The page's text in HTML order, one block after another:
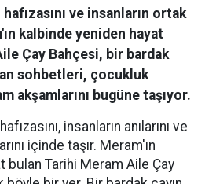
ve insanların ortak
kalbinde yeniden hayat
Çay Bahçesi, bir bardak
sohbetleri, çocukluk
akşamlarını bugüne taşıyor.
insanların anılarını ve
içinde taşır. Meram'ın
bulan Tarihi Meram Aile Çay